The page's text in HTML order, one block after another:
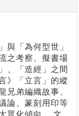
與「為何型世」
之考察、擬書場
、「造經」之間
》「立言」的縱
兄弟編織故事、
論、篆刻用印等
眾化傾向。 文